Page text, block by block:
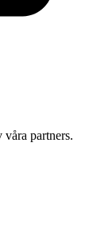
våra partners.